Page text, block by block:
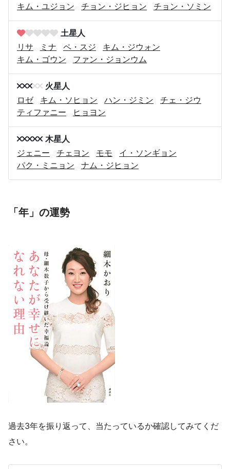
キム・ユジョン
チョン・ジヒョン チョン・ソミン
土星人
リサ
ミナ ペ・スジ
キム・ジウォン
キム・ゴウン
ファン・ジョンウム
火星人
ロゼ
キム・ソヒョン ハン・ジミン
チェ・ジウ
ティファニー
ヒョヨン
木星人
ジェニー
チェヨン モモ
イ・ソンギョン
パク・ミニョン
ナム・ジヒョン
「年」の運勢
過去3年を振り返って、当たっているか確認してみてくだ
さい。